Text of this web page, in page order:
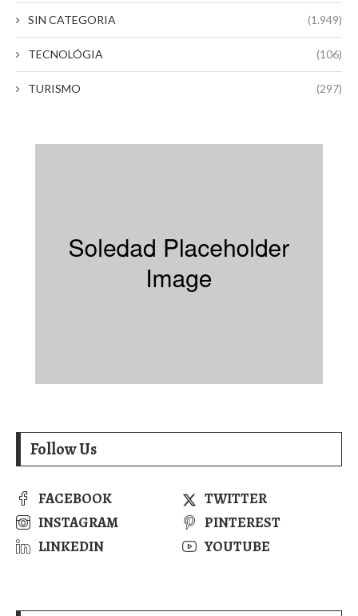
SIN CATEGORIA (1.949)
TECNOLÓGIA (106)
TURISMO (297)
Follow Us
FACEBOOK
TWITTER
INSTAGRAM
PINTEREST
LINKEDIN
YOUTUBE